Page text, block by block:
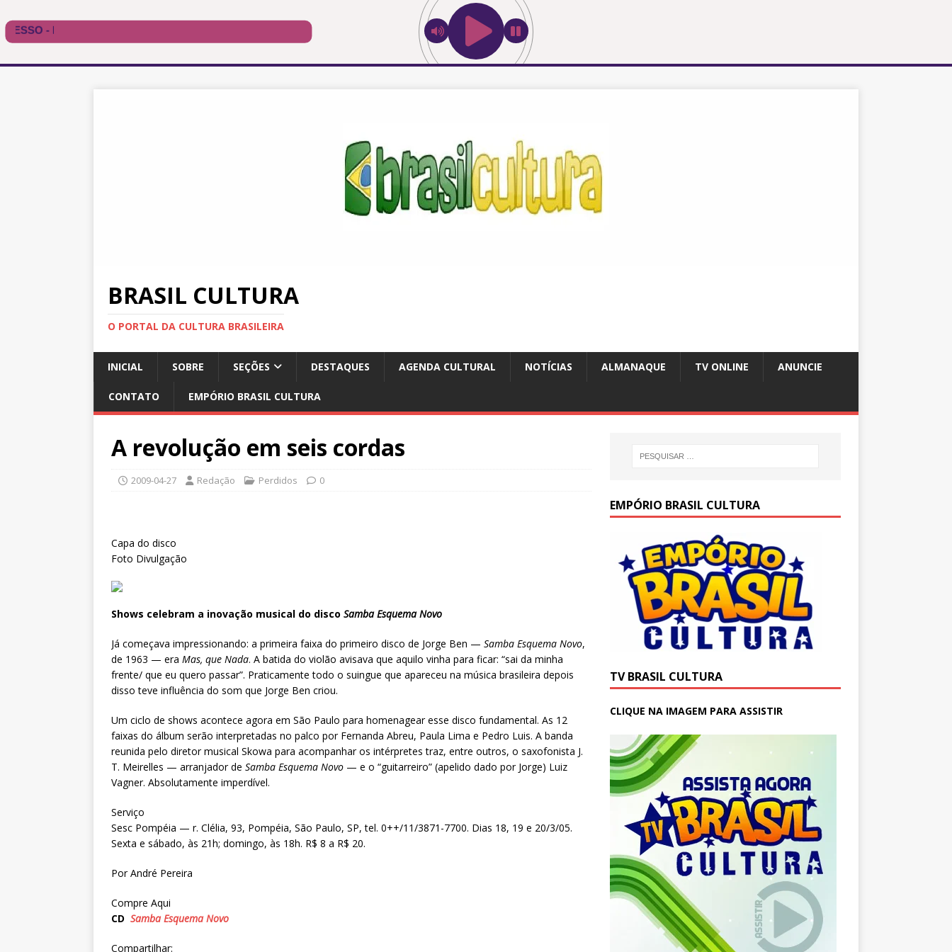
BRASIL CULTURA
O PORTAL DA CULTURA BRASILEIRA
INICIAL SOBRE SEÇÕES DESTAQUES AGENDA CULTURAL NOTÍCIAS ALMANAQUE TV ONLINE ANUNCIE
CONTATO EMPÓRIO BRASIL CULTURA
A revolução em seis cordas
2009-04-27 Redação Perdidos 0
Capa do disco
Foto Divulgação
Shows celebram a inovação musical do disco Samba Esquema Novo
Já começava impressionando: a primeira faixa do primeiro disco de Jorge Ben — Samba Esquema Novo,
de 1963 — era Mas, que Nada. A batida do violão avisava que aquilo vinha para ficar: “sai da minha
frente/ que eu quero passar”. Praticamente todo o suingue que apareceu na música brasileira depois
disso teve influência do som que Jorge Ben criou.
Um ciclo de shows acontece agora em São Paulo para homenagear esse disco fundamental. As 12
faixas do álbum serão interpretadas no palco por Fernanda Abreu, Paula Lima e Pedro Luis. A banda
reunida pelo diretor musical Skowa para acompanhar os intérpretes traz, entre outros, o saxofonista J.
T. Meirelles — arranjador de Samba Esquema Novo — e o “guitarreiro” (apelido dado por Jorge) Luiz
Vagner. Absolutamente imperdível.
Serviço
Sesc Pompéia — r. Clélia, 93, Pompéia, São Paulo, SP, tel. 0++/11/3871-7700. Dias 18, 19 e 20/3/05.
Sexta e sábado, às 21h; domingo, às 18h. R$ 8 a R$ 20.
Por André Pereira
Compre Aqui
CD Samba Esquema Novo
Compartilhar:
EMPÓRIO BRASIL CULTURA
TV BRASIL CULTURA
CLIQUE NA IMAGEM PARA ASSISTIR